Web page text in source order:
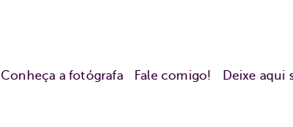
Conheça a fotógrafa Fale comigo! Deixe aqui